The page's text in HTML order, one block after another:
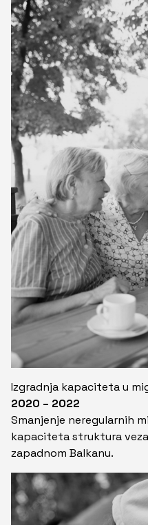
Izgradnja kapaciteta u
2020 – 2022
Smanjenje neregularnih
kapaciteta struktura
zapadnom Balkanu.